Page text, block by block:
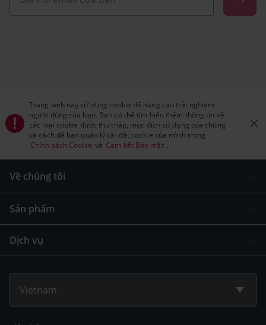
Trang web này sử dụng cookie để nâng cao trải nghiệm
người dùng của bạn. Bạn có thể tìm hiểu thêm thông tin về
các loại cookie được thu thập, mục đích sử dụng của chúng
và cách để bạn quản lý cài đặt cookie của mình trong
Chính sách Cookie và Cam kết Bảo mật .
Về chúng tôi
Sản phẩm
Dịch vụ
Vietnam